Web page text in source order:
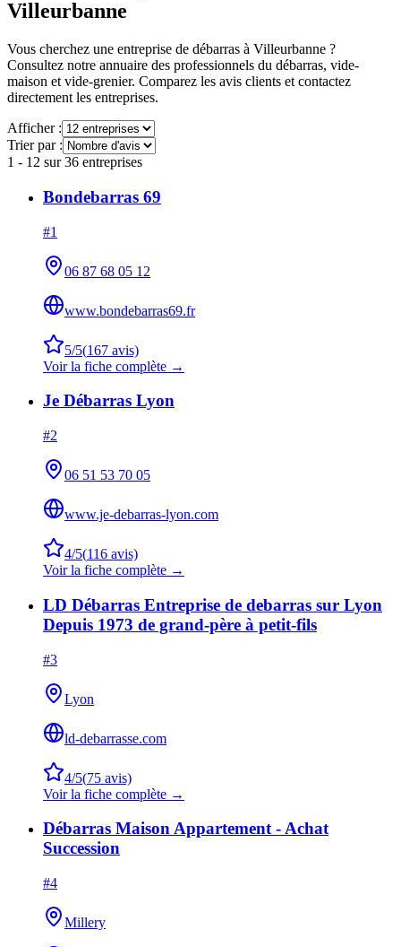
Villeurbanne
Vous cherchez une entreprise de débarras à Villeurbanne ?
Consultez notre annuaire des professionnels du débarras, vide-
maison et vide-grenier. Comparez les avis clients et contactez
directement les entreprises.
Afficher :
Trier par :
1 - 12 sur36 entreprises
Bondebarras 69
#1
06 87 68 05 12
www.bondebarras69.fr
5/5(167 avis)
Voir la fiche complète →
Je Débarras Lyon
#2
06 51 53 70 05
www.je-debarras-lyon.com
4/5(116 avis)
Voir la fiche complète →
LD Débarras Entreprise de debarras sur Lyon
Depuis 1973 de grand-père à petit-fils
#3
Lyon
ld-debarrasse.com
4/5(75 avis)
Voir la fiche complète →
Débarras Maison Appartement - Achat
Succession
#4
Millery